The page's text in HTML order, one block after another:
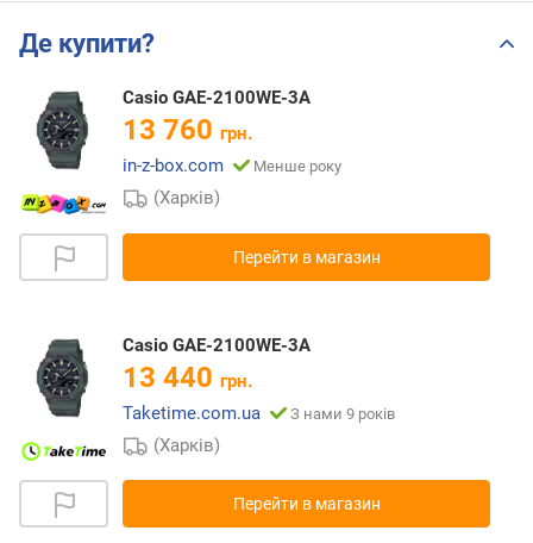
Де купити?
Casio GAE-2100WE-3A
13 760 грн.
in-z-box.com
Менше року
(Харків)
Перейти в магазин
Casio GAE-2100WE-3A
13 440 грн.
Taketime.com.ua
З нами 9 років
(Харків)
Перейти в магазин